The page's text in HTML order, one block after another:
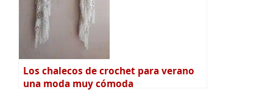
Los chalecos de crochet para verano
una moda muy cómoda